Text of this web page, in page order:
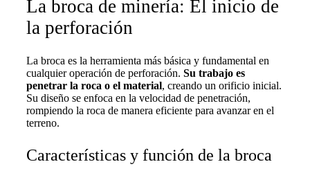
La broca de minería: El inicio de
la perforación
La broca es la herramienta más básica y fundamental en
cualquier operación de perforación. Su trabajo es
penetrar la roca o el material, creando un orificio inicial.
Su diseño se enfoca en la velocidad de penetración,
rompiendo la roca de manera eficiente para avanzar en el
terreno.
Características y función de la broca